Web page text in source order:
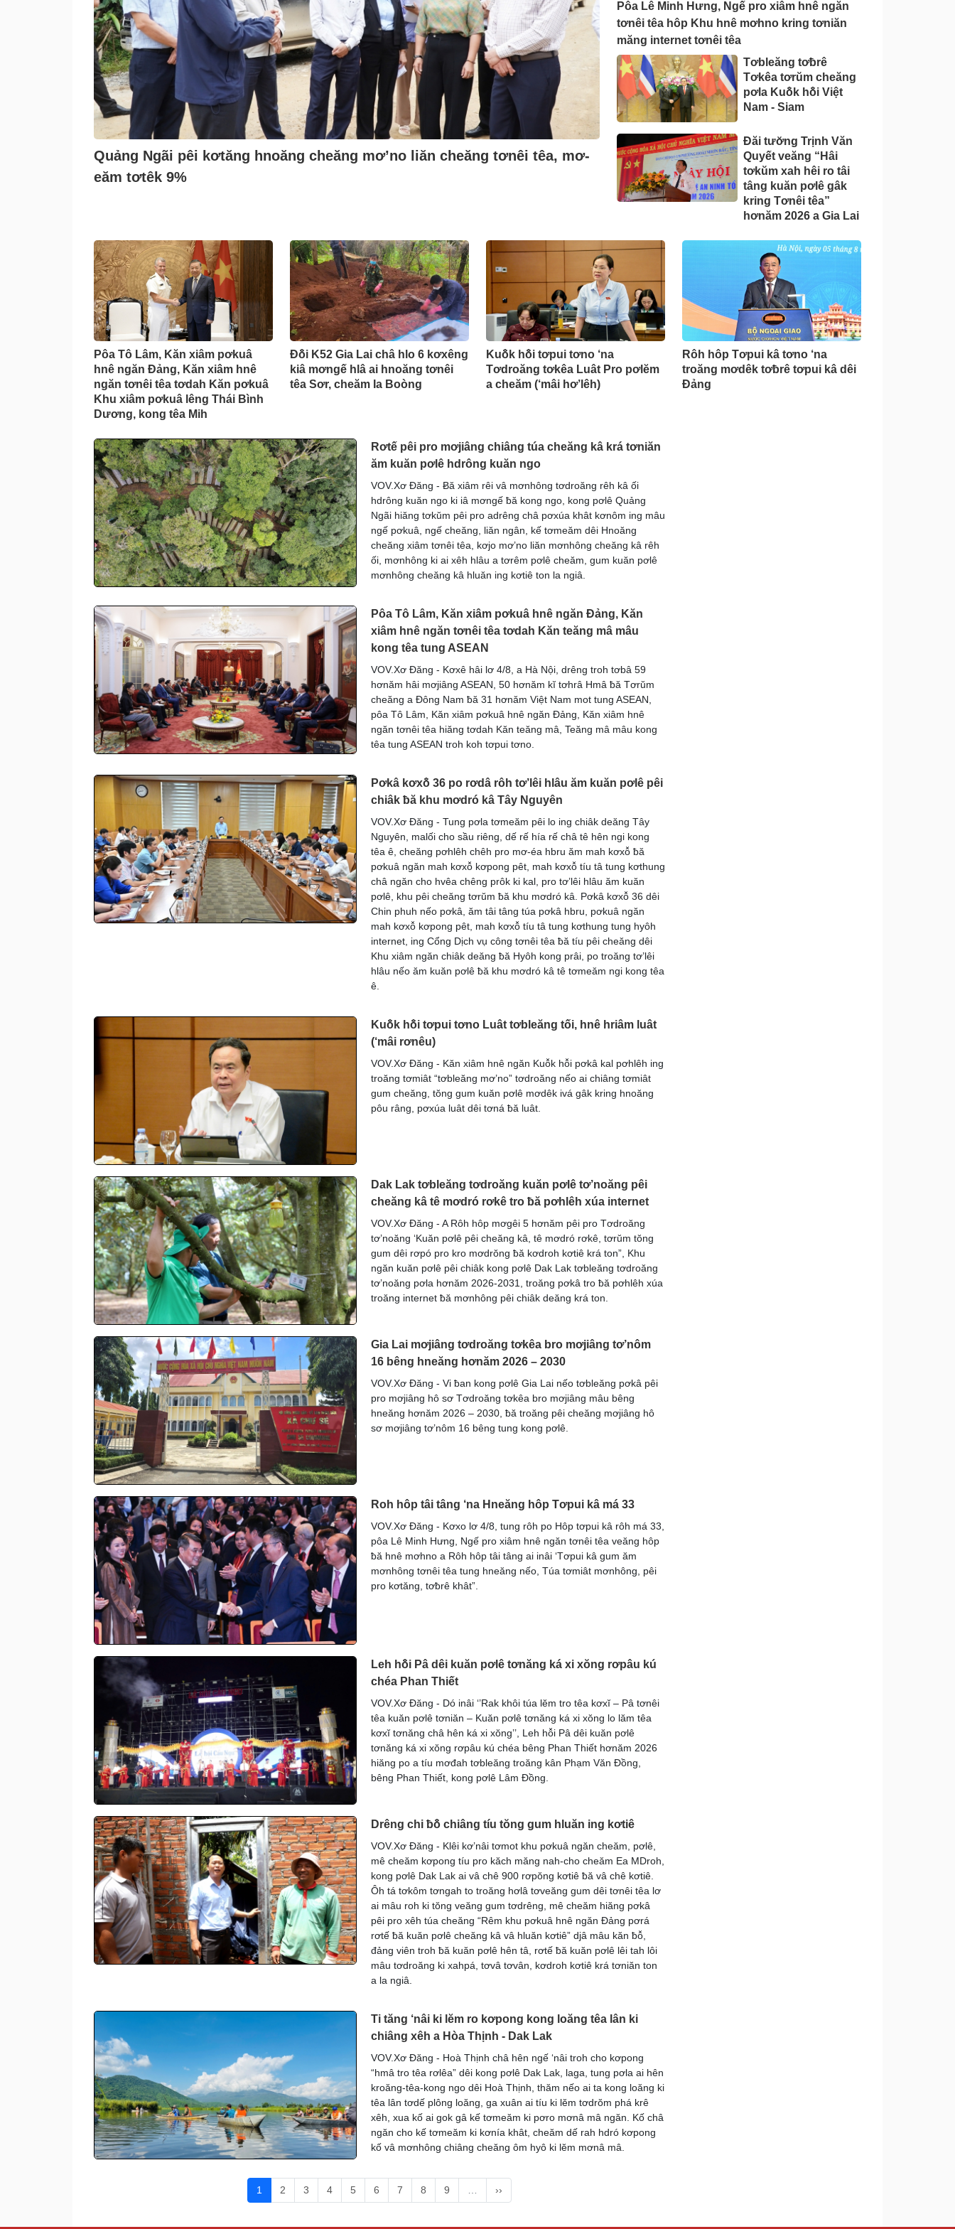
Quảng Ngãi pêi kơtăng hnoăng cheăng mơ’no liăn cheăng tơnêi têa, mơ-
eăm tơtêk 9%
Pôa Lê Minh Hưng, Ngế pro xiâm hnê ngăn
tơnêi têa hôp Khu hnê mơhno kring tơniăn
măng internet tơnêi têa
Tơbleăng tơƀrê
Tơkêa tơrŭm cheăng
pơla Kuô̆k hô̆i Việt
Nam - Siam
Đăi tươ̆ng Trịnh Văn
Quyết veăng “Hâi
tơkŭm xah hêi ro tâi
tâng kuăn pơlê gâk
kring Tơnêi têa”
hơnăm 2026 a Gia Lai
Pôa Tô Lâm, Kăn xiâm pơkuâ
hnê ngăn Đảng, Kăn xiâm hnê
ngăn tơnêi têa tơdah Kăn pơkuâ
Khu xiâm pơkuâ lêng Thái Bình
Dương, kong têa Mih
Đô̆i K52 Gia Lai châ hlo 6 kơxêng
kiâ mơngế hlâ ai hnoăng tơnêi
têa Sơr, cheăm Ia Boòng
Kuô̆k hô̆i tơpui tơno ‘na
Tơdroăng tơkêa Luât Pro pơlĕm
a cheăm (‘mâi hơ’lêh)
Rôh hôp Tơpui kâ tơno ‘na
troăng mơdêk tơƀrê tơpui kâ dêi
Đảng
Rơtế pêi pro mơjiâng chiâng túa cheăng kâ krá tơniăn
ăm kuăn pơlê hdrông kuăn ngo
VOV.Xơ Đăng - Ƀă xiâm rêi vâ mơnhông tơdroăng rêh kâ ối
hdrông kuăn ngo ki iâ mơngế ƀă kong ngo, kong pơlê Quảng
Ngãi hiăng tơkŭm pêi pro adrêng châ pơxúa khât kơnôm ing mâu
ngế pơkuâ, ngế cheăng, liăn ngân, kế tơmeăm dêi Hnoăng
cheăng xiâm tơnêi têa, kơjo mơ’no liăn mơnhông cheăng kâ rêh
ối, mơnhông ki ai xêh hlâu a tơrêm pơlê cheăm, gum kuăn pơlê
mơnhông cheăng kâ hluăn ing kơtiê ton la ngiâ.
Pôa Tô Lâm, Kăn xiâm pơkuâ hnê ngăn Đảng, Kăn
xiâm hnê ngăn tơnêi têa tơdah Kăn teăng mâ mâu
kong têa tung ASEAN
VOV.Xơ Đăng - Kơxê hâi lơ 4/8, a Hà Nội, drêng troh tơbâ 59
hơnăm hâi mơjiâng ASEAN, 50 hơnăm kĭ tơhrâ Hmâ ƀă Tơrŭm
cheăng a Đông Nam ƀă 31 hơnăm Việt Nam mot tung ASEAN,
pôa Tô Lâm, Kăn xiâm pơkuâ hnê ngăn Đảng, Kăn xiâm hnê
ngăn tơnêi têa hiăng tơdah Kăn teăng mâ, Teăng mâ mâu kong
têa tung ASEAN troh koh tơpui tơno.
Pơkâ kơxô̆ 36 po rơdâ rôh tơ’lêi hlâu ăm kuăn pơlê pêi
chiâk ƀă khu mơdró kâ Tây Nguyên
VOV.Xơ Đăng - Tung pơla tơmeăm pêi lo ing chiâk deăng Tây
Nguyên, malối cho sầu riêng, dế rế hía rế châ tê hên ngi kong
têa ê, cheăng pơhlêh chêh pro mơ-éa hbru ăm mah kơxô̆ ƀă
pơkuâ ngăn mah kơxô̆ kơpong pêt, mah kơxô̆ tíu tâ tung kơthung
châ ngăn cho hvêa chêng prôk ki kal, pro tơ’lêi hlâu ăm kuăn
pơlê, khu pêi cheăng tơrŭm ƀă khu mơdró kâ. Pơkâ kơxô̆ 36 dêi
Chin phuh nếo pơkâ, ăm tâi tâng túa pơkâ hbru, pơkuâ ngăn
mah kơxô̆ kơpong pêt, mah kơxô̆ tíu tâ tung kơthung tung hyôh
internet, ing Cổng Dịch vụ công tơnêi têa ƀă tíu pêi cheăng dêi
Khu xiâm ngăn chiâk deăng ƀă Hyôh kong prâi, po troăng tơ’lêi
hlâu nếo ăm kuăn pơlê ƀă khu mơdró kâ tê tơmeăm ngi kong têa
ê.
Kuô̆k hô̆i tơpui tơno Luât tơbleăng tối, hnê hriâm luât
(‘mâi rơnêu)
VOV.Xơ Đăng - Kăn xiâm hnê ngăn Kuô̆k hô̆i pơkâ kal pơhlêh ing
troăng tơmiât “tơbleăng mơ’no” tơdroăng nếo ai chiâng tơmiât
gum cheăng, tŏng gum kuăn pơlê mơdêk ivá gâk kring hnoăng
pôu râng, pơxúa luât dêi tơná ƀă luât.
Dak Lak tơbleăng tơdroăng kuăn pơlê tơ’noăng pêi
cheăng kâ tê mơdró rơkê tro ƀă pơhlêh xúa internet
VOV.Xơ Đăng - A Rôh hôp mơgêi 5 hơnăm pêi pro Tơdroăng
tơ’noăng ‘Kuăn pơlê pêi cheăng kâ, tê mơdró rơkê, tơrŭm tŏng
gum dêi rơpó pro kro mơdrŏng ƀă kơdroh kơtiê krá ton”, Khu
ngăn kuăn pơlê pêi chiâk kong pơlê Dak Lak tơbleăng tơdroăng
tơ’noăng pơla hơnăm 2026-2031, troăng pơkâ tro ƀă pơhlêh xúa
troăng internet ƀă mơnhông pêi chiâk deăng krá ton.
Gia Lai mơjiâng tơdroăng tơkêa bro mơjiâng tơ’nôm
16 bêng hneăng hơnăm 2026 – 2030
VOV.Xơ Đăng - Vi ƀan kong pơlê Gia Lai nếo tơbleăng pơkâ pêi
pro mơjiâng hô sơ Tơdroăng tơkêa bro mơjiâng mâu bêng
hneăng hơnăm 2026 – 2030, ƀă troăng pêi cheăng mơjiâng hô
sơ mơjiâng tơ’nôm 16 bêng tung kong pơlê.
Roh hôp tâi tâng ‘na Hneăng hôp Tơpui kâ má 33
VOV.Xơ Đăng - Kơxo lơ 4/8, tung rôh po Hôp tơpui kâ rôh má 33,
pôa Lê Minh Hưng, Ngế pro xiâm hnê ngăn tơnêi têa veăng hôp
ƀă hnê mơhno a Rôh hôp tâi tâng ai inâi ‘Tơpui kâ gum ăm
mơnhông tơnêi têa tung hneăng nếo, Túa tơmiât mơnhông, pêi
pro kơtăng, tơƀrê khât”.
Leh hô̆i Pâ dêi kuăn pơlê tơnăng ká xi xŏng rơpâu kú
chéa Phan Thiết
VOV.Xơ Đăng - Dó inâi ‘’Rak khôi túa lĕm tro têa kơxĭ – Pâ tơnêi
têa kuăn pơlê tơniăn – Kuăn pơlê tơnăng ká xi xŏng lo lăm têa
kơxĭ tơnăng châ hên ká xi xŏng’’, Leh hô̆i Pâ dêi kuăn pơlê
tơnăng ká xi xŏng rơpâu kú chéa bêng Phan Thiết hơnăm 2026
hiăng po a tíu mơđah tơbleăng troăng kân Phạm Văn Đồng,
bêng Phan Thiết, kong pơlê Lâm Đồng.
Drêng chi ƀô̆ chiâng tíu tŏng gum hluăn ing kơtiê
VOV.Xơ Đăng - Klêi kơ’nâi tơmot khu pơkuâ ngăn cheăm, pơlê,
mê cheăm kơpong tíu pro kăch măng nah-cho cheăm Ea MDroh,
kong pơlê Dak Lak ai vâ chê 900 rơpŏng kơtiê ƀă vâ chê kơtiê.
Ôh tá tơkôm tơngah to troăng hơlâ tơveăng gum dêi tơnêi têa lơ
ai mâu roh ki tŏng veăng gum tơdrêng, mê cheăm hiăng pơkâ
pêi pro xêh túa cheăng “Rêm khu pơkuâ hnê ngăn Đảng pơrá
rơtế ƀă kuăn pơlê cheăng kâ vâ hluăn kơtiê” djâ mâu kăn ƀô̆,
đảng viên troh ƀă kuăn pơlê hên tâ, rơtế ƀă kuăn pơlê lêi tah lôi
mâu tơdroăng ki xahpá, tơvâ tơvân, kơdroh kơtiê krá tơniăn ton
a la ngiâ.
Ti tăng ‘nâi ki lĕm ro kơpong kong loăng têa lân ki
chiâng xêh a Hòa Thịnh - Dak Lak
VOV.Xơ Đăng - Hoà Thịnh châ hên ngế ‘nâi troh cho kơpong
“hmâ tro têa rơlêa” dêi kong pơlê Dak Lak, laga, tung pơla ai hên
kroăng-têa-kong ngo dêi Hoà Thịnh, thăm nếo ai ta kong loăng ki
têa lân tơdế plông loăng, ga xuân ai tíu ki lĕm tơdrŏm phá krê
xêh, xua kố ai gok gâ kế tơmeăm ki pơro mơnâ mâ ngăn. Kố châ
ngăn cho kế tơmeăm ki kơnía khât, cheăm dế rah hdró kơpong
kố vâ mơnhông chiâng cheăng ôm hyô ki lĕm mơnâ mâ.
1 2 3 4 5 6 7 8 9 … ››